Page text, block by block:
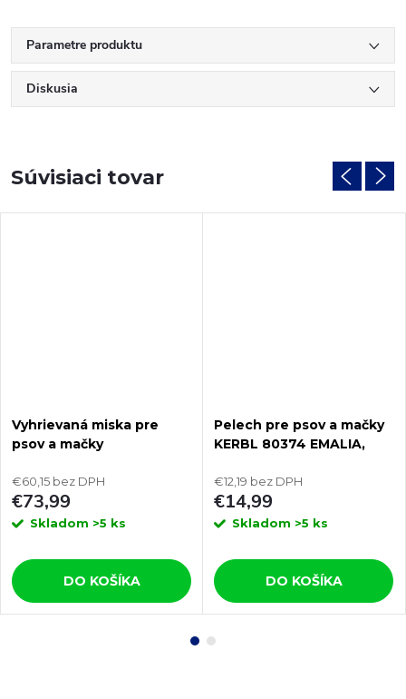
Parametre produktu
Diskusia
Súvisiaci tovar
Vyhrievaná miska pre
psov a mačky
€60,15 bez DPH
€73,99
Skladom >5 ks
DO KOŠÍKA
Pelech pre psov a mačky
KERBL 80374 EMALIA,
€12,19 bez DPH
€14,99
Skladom >5 ks
DO KOŠÍKA